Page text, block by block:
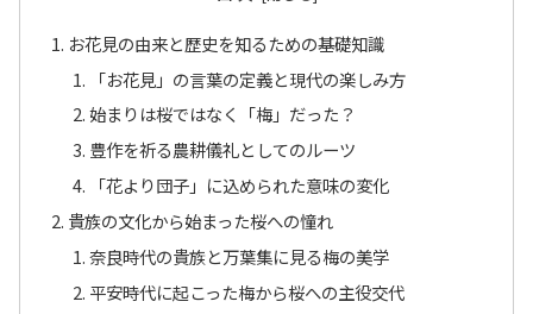
お花見の由来と歴史を知るための基礎知識
「お花見」の言葉の定義と現代の楽しみ方
始まりは桜ではなく「梅」だった？
豊作を祈る農耕儀礼としてのルーツ
「花より団子」に込められた意味の変化
貴族の文化から始まった桜への憧れ
奈良時代の貴族と万葉集に見る梅の美学
平安時代に起こった梅から桜への主役交代